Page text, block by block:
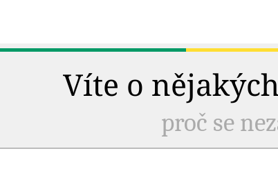
Víte o
proč se